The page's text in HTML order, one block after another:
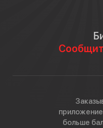
приложение
больше